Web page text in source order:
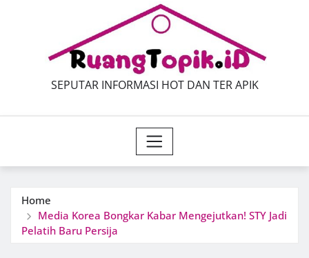
SEPUTAR INFORMASI HOT DAN TER APIK
Home
Media Korea Bongkar Kabar Mengejutkan! STY Jadi
Pelatih Baru Persija